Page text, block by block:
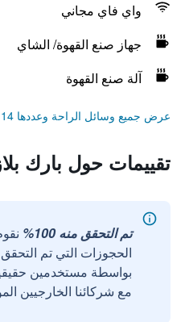
واي فاي مجاني
جهاز صنع القهوة/ الشاي
آلة صنع القهوة
عرض جميع وسائل الراحة وعددها 114
تقييمات حول بارك
تم التحقق منه 100%
الحجوزات التي تم
مع شركائنا الخارجيين